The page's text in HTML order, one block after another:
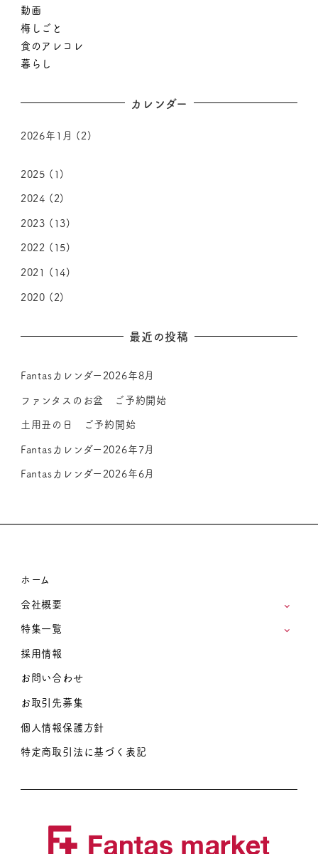
動画
梅しごと
食のアレコレ
暮らし
カレンダー
2026年1月 (2)
2025 (1)
2024 (2)
2023 (13)
2022 (15)
2021 (14)
2020 (2)
最近の投稿
Fantasカレンダー2026年8月
ファンタスのお盆 ご予約開始
土用丑の日 ご予約開始
Fantasカレンダー2026年7月
Fantasカレンダー2026年6月
ホーム
会社概要
特集一覧
採用情報
お問い合わせ
お取引先募集
個人情報保護方針
特定商取引法に基づく表記